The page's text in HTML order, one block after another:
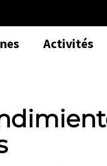
Activités